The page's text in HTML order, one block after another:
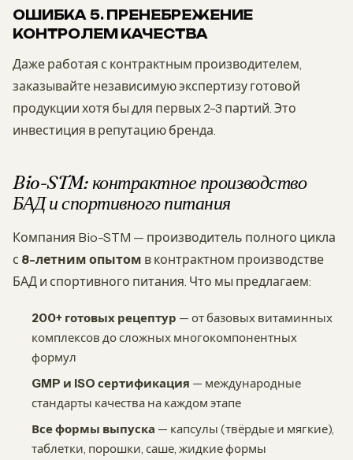
ОШИБКА 5. ПРЕНЕБРЕЖЕНИЕ
КОНТРОЛЕМ КАЧЕСТВА
Даже работая с контрактным производителем,
заказывайте независимую экспертизу готовой
продукции хотя бы для первых 2-3 партий. Это
инвестиция в репутацию бренда.
Bio-STM: контрактное производство
БАД и спортивного питания
Компания Bio-STM — производитель полного цикла
с 8-летним опытом в контрактном производстве
БАД и спортивного питания. Что мы предлагаем:
200+ готовых рецептур — от базовых витаминных
комплексов до сложных многокомпонентных
формул
GMP и ISO сертификация — международные
стандарты качества на каждом этапе
Все формы выпуска — капсулы (твёрдые и мягкие),
таблетки, порошки, саше, жидкие формы